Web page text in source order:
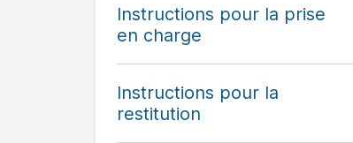
Instructions pour la prise
en charge
Instructions pour la
restitution